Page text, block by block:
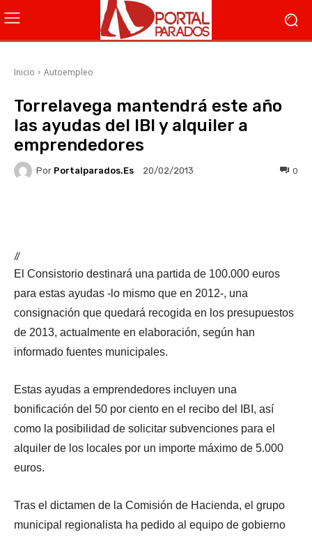
Inicio Autoempleo
Torrelavega mantendrá este año
las ayudas del IBI y alquiler a
emprendedores
Por Portalparados.es 20/02/2013 0
//
El Consistorio destinará una partida de 100.000 euros
para estas ayudas -lo mismo que en 2012-, una
consignación que quedará recogida en los presupuestos
de 2013, actualmente en elaboración, según han
informado fuentes municipales.
Estas ayudas a emprendedores incluyen una
bonificación del 50 por ciento en el recibo del IBI, así
como la posibilidad de solicitar subvenciones para el
alquiler de los locales por un importe máximo de 5.000
euros.
Tras el dictamen de la Comisión de Hacienda, el grupo
municipal regionalista ha pedido al equipo de gobierno